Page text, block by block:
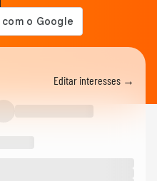
Editar interesses →